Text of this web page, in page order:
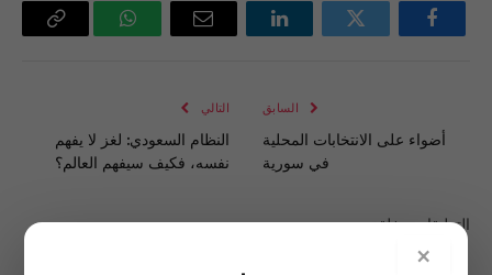
فيسبوك تويتر لينكدإن
البريد
واتساب Copy
السابق
أضواء على الانتخابات المحلية
في سورية
التالي
النظام السعودي: لغز لا يفهم
نفسه، فكيف سيفهم العالم؟
التعليقات مغلقة.
×